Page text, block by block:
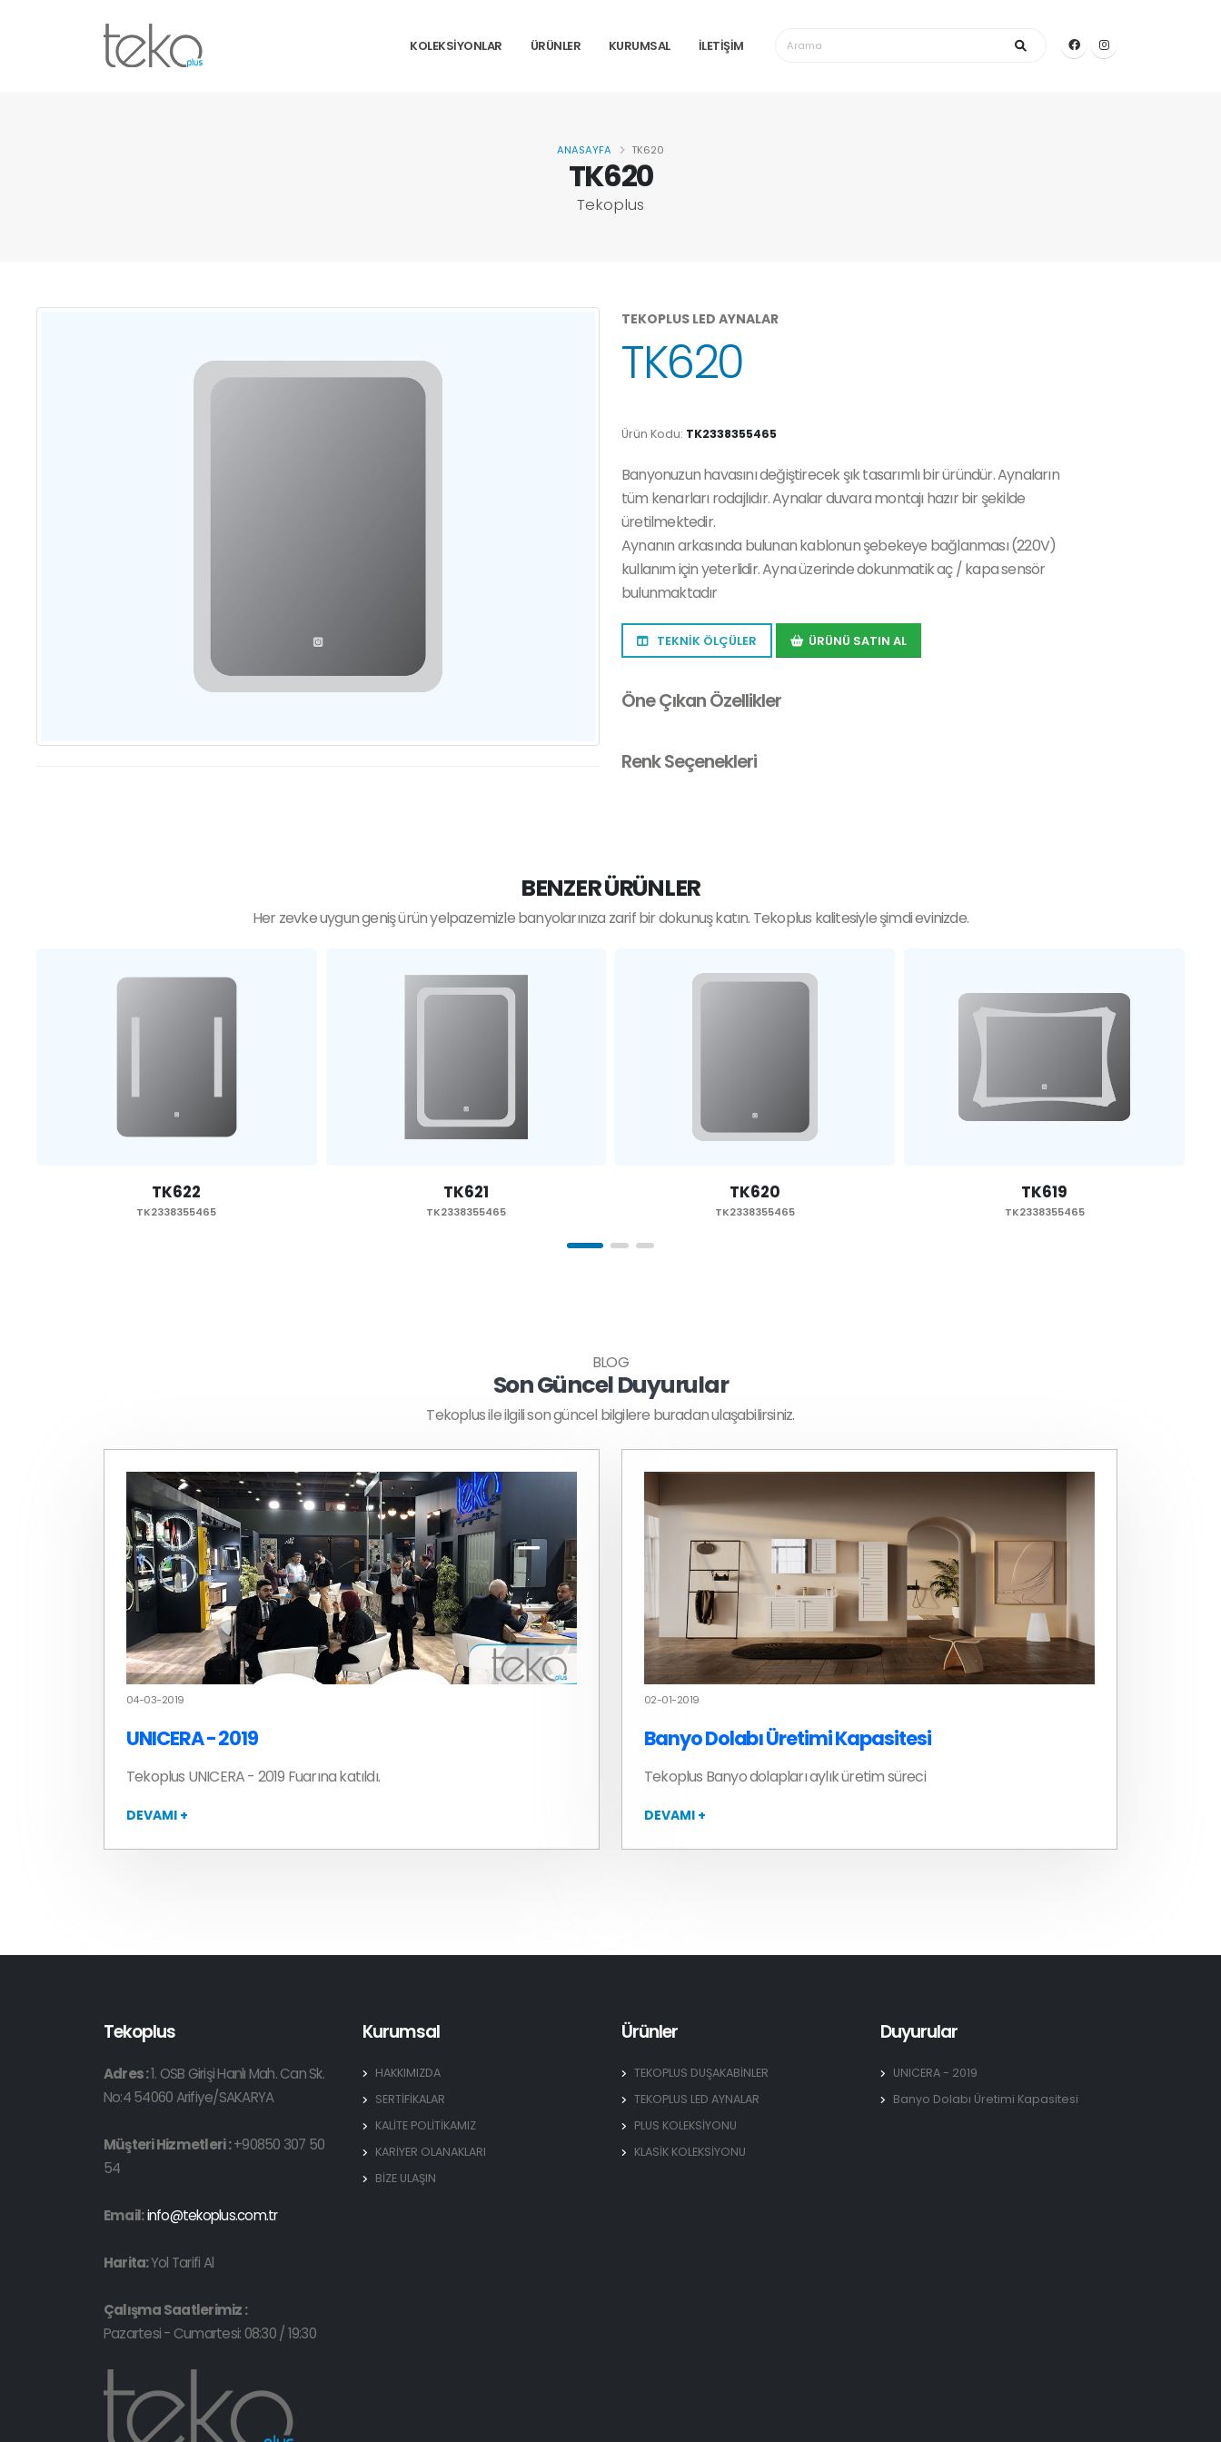
KOLEKSİYONLAR ÜRÜNLER KURUMSAL İLETİŞİM
TK620
Tekoplus
ANASAYFA TK620
TEKOPLUS LED AYNALAR
TK620
Ürün Kodu: TK2338355465
Banyonuzun havasını değiştirecek şık tasarımlı bir üründür. Aynaların
tüm kenarları rodajlıdır. Aynalar duvara montajı hazır bir şekilde
üretilmektedir.
Aynanın arkasında bulunan kablonun şebekeye bağlanması (220V)
kullanım için yeterlidir. Ayna üzerinde dokunmatik aç / kapa sensör
bulunmaktadır
TEKNİK ÖLÇÜLER ÜRÜNÜ SATIN AL
Öne Çıkan Özellikler
Renk Seçenekleri
BENZER ÜRÜNLER
Her zevke uygun geniş ürün yelpazemizle banyolarınıza zarif bir dokunuş katın. Tekoplus kalitesiyle şimdi evinizde.
TK621
TK2338355465
TK620
TK2338355465
TK619
TK2338355465
TK618
TK2338355465
BLOG
Son Güncel Duyurular
Tekoplus ile ilgili son güncel bilgilere buradan ulaşabilirsiniz.
04-03-2019
UNICERA - 2019
Tekoplus UNICERA - 2019 Fuarına katıldı.
DEVAMI +
02-01-2019
Banyo Dolabı Üretimi Kapasitesi
Tekoplus Banyo dolapları aylık üretim süreci
DEVAMI +
Tekoplus
Adres :1. OSB Girişi Hanlı Mah. Can Sk.
No:4 54060 Arifiye/SAKARYA
Müşteri Hizmetleri :+90850 307 50
54
Email:info@tekoplus.com.tr
Harita:Yol Tarifi Al
Çalışma Saatlerimiz :
Pazartesi - Cumartesi: 08:30 / 19:30
Kurumsal
HAKKIMIZDA
SERTİFİKALAR
KALİTE POLİTİKAMIZ
KARİYER OLANAKLARI
BİZE ULAŞIN
Ürünler
TEKOPLUS DUŞAKABİNLER
TEKOPLUS LED AYNALAR
PLUS KOLEKSİYONU
KLASİK KOLEKSİYONU
Duyurular
UNICERA - 2019
Banyo Dolabı Üretimi Kapasitesi